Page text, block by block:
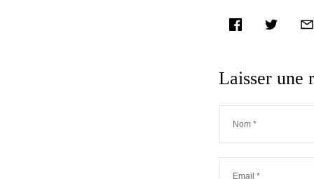
facebook twitter
Laisser une
Nom *
Email *